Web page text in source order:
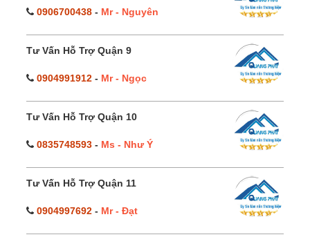
0906700438 - Mr - Nguyên
Tư Vấn Hỗ Trợ Quận 9
0904991912 - Mr - Ngọc
Tư Vấn Hỗ Trợ Quận 10
0835748593 - Ms - Như Ý
Tư Vấn Hỗ Trợ Quận 11
0904997692 - Mr - Đạt